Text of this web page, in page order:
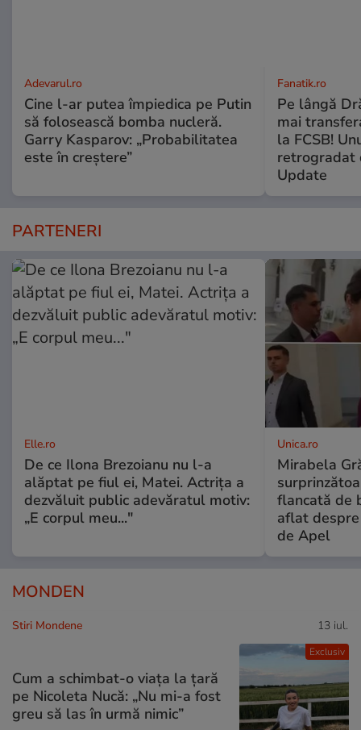
Adevarul.ro
Cine l-ar putea împiedica pe Putin
să folosească bomba nucleră.
Garry Kasparov: „Probabilitatea
este în creștere”
Fanatik.ro
Pe lângă
mai
la FCSB!
retrogradat
Update
PARTENERI
Elle.ro
De ce Ilona Brezoianu nu l-a
alăptat pe fiul ei, Matei. Actrița a
dezvăluit public adevăratul motiv:
„E corpul meu..."
Unica.ro
Mirabela
flancată de
aflat
de Apel
MONDEN
Exclusiv
Stiri Mondene 13 iul.
Cum a schimbat-o viața la țară
pe Nicoleta Nucă: „Nu mi-a fost
greu să las în urmă nimic”